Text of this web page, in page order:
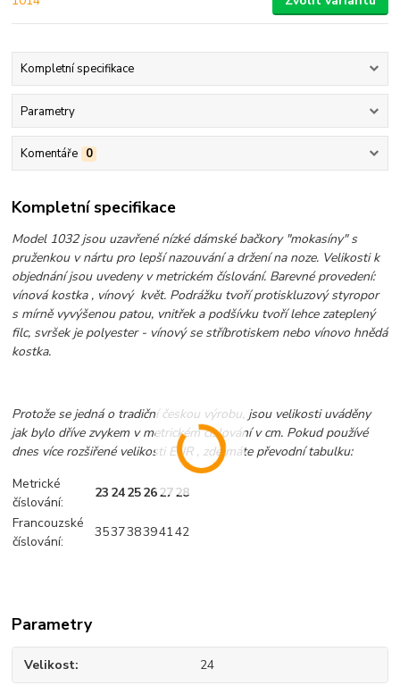
Kompletní specifikace
Parametry
Komentáře 0
Kompletní specifikace
Model 1032 jsou uzavřené nízké dámské bačkory "mokasíny" s
pruženkou v nártu pro lepší nazouvání a držení na noze. Velikosti k
objednání jsou uvedeny v metrickém číslování. Barevné provedení:
vínová kostka , vínový květ. Podrážku tvoří protiskluzový styropor
s mírně vyvýšenou patou, vnitřek a podšívku tvoří lehce zateplený
filc, svršek je polyester - vínový se stříbrotiskem nebo vínovo hnědá
kostka.
Protože se jedná o tradiční českou výrobu, jsou velikosti uváděny
jak bylo dříve zvykem v metrickém číslování v cm. Pokud používé
dnes více rozšiřené velikosti EUR , zde máte převodní tabulku:
Metrické
číslování:
23 2425262728
Francouzské
číslování:
353738394142
Parametry
Velikost 24